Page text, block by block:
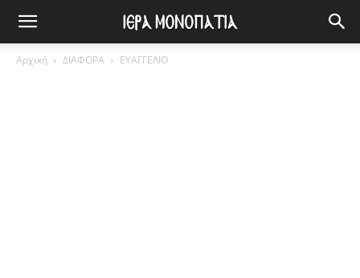
Αρχική ΔΙΑΦΟΡΑ ΕΥΑΓΓΕΛΙΟ